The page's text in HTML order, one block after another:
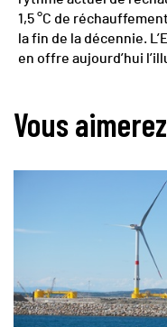
1,5 °C de
la fin de la décennie.
en offre aujourd’hui
Vous